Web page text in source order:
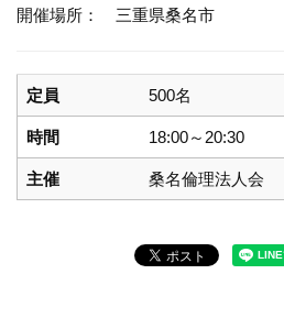
開催場所： 三重県桑名市
定員 500名
時間 18:00～20:30
主催 桑名倫理法人会